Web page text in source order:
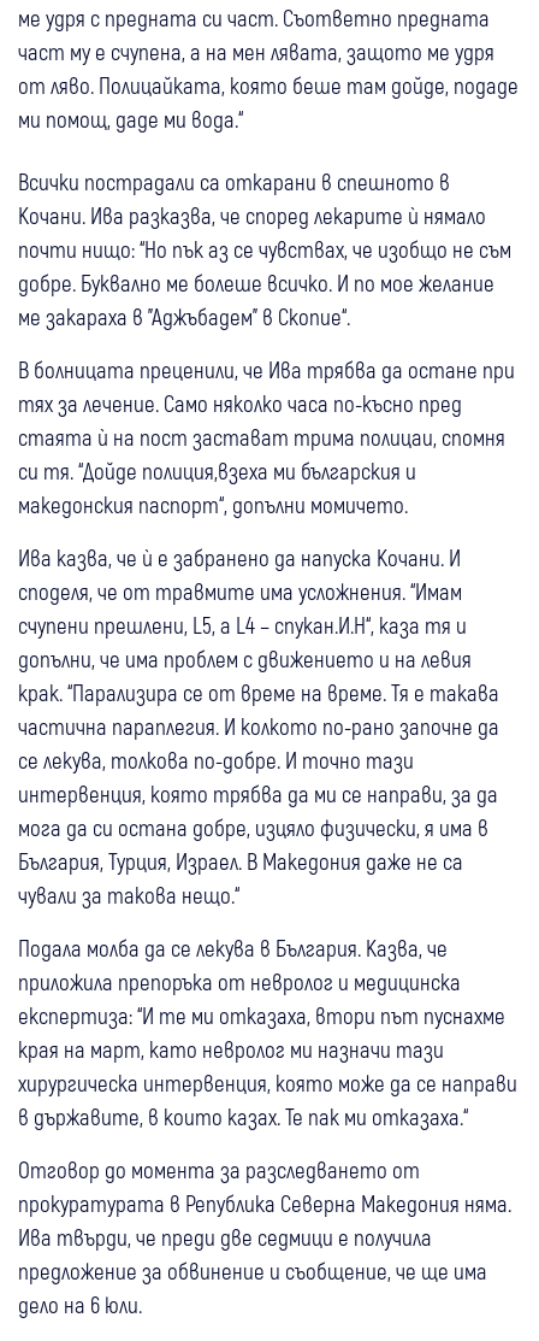
ме удря с предната си част. Съответно предната
част му е счупена, а на мен лявата, защото ме удря
от ляво. Полицайката, която беше там дойде, подаде
ми помощ, даде ми вода.“
Всички пострадали са откарани в спешното в
Кочани. Ива разказва, че според лекарите ѝ нямало
почти нищо: “Но пък аз се чувствах, че изобщо не съм
добре. Буквално ме болеше всичко. И по мое желание
ме закараха в "Аджъбадем" в Скопие“.
В болницата преценили, че Ива трябва да остане при
тях за лечение. Само няколко часа по-късно пред
стаята ѝ на пост застават трима полицаи, спомня
си тя. “Дойде полиция,взеха ми българския и
македонския паспорт“, допълни момичето.
Ива казва, че ѝ е забранено да напуска Кочани. И
споделя, че от травмите има усложнения. “Имам
счупени прешлени, L5, а L4 – спукан.И.Н“, каза тя и
допълни, че има проблем с движението и на левия
крак. “Парализира се от време на време. Тя е такава
частична параплегия. И колкото по-рано започне да
се лекува, толкова по-добре. И точно тази
интервенция, която трябва да ми се направи, за да
мога да си остана добре, изцяло физически, я има в
България, Турция, Израел. В Македония даже не са
чували за такова нещо.“
Подала молба да се лекува в България. Казва, че
приложила препоръка от невролог и медицинска
експертиза: “И те ми отказаха, втори път пуснахме
края на март, като невролог ми назначи тази
хирургическа интервенция, която може да се направи
в държавите, в които казах. Те пак ми отказаха.“
Отговор до момента за разследването от
прокуратурата в Република Северна Македония няма.
Ива твърди, че преди две седмици е получила
предложение за обвинение и съобщение, че ще има
дело на 6 юли.